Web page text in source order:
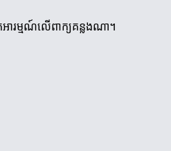
អារម្មណ៍លើពាក្យគន្លងណា។